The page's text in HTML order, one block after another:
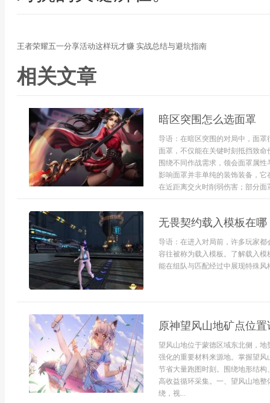
王者荣耀五一分享活动这样玩才赚 实战总结与避坑指南
相关文章
暗区突围怎么选面罩
导语：在暗区突围的对局中，面
面罩，不仅能在关键时刻抵挡致
围绕不同作战需求，领会面罩属
影响面罩并非单纯的装饰装备，
在近距离交火时削弱伤害；部分面
无畏契约载入模板在哪
导语：在进入对局前，许多玩家
容往被称为载入模板。了解载入
能在组队与匹配经过中展现特殊
原神望风山地矿点位
望风山地位于蒙德区域东北侧，
强化的重要材料来源地。掌握望
节省大量跑图时刻。围绕地形结
高收益循环采集。一、望风山地
绕，视...